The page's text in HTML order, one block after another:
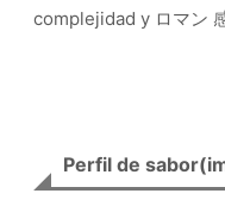
complejidad y ロマン
Perfil de